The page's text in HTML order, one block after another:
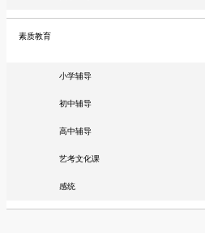
素质教育
小学辅导
初中辅导
高中辅导
艺考文化课
感统